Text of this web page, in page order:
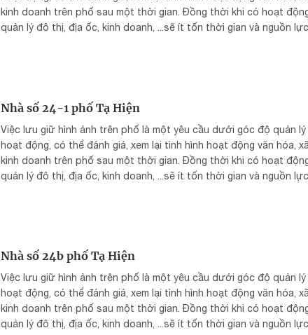
kinh doanh trên phố sau một thời gian. Đồng thời khi có hoạt
quản lý đô thị, địa ốc, kinh doanh, ...sẽ ít tốn thời gian và nguồn
Nhà số 24-1 phố Tạ Hiện
Việc lưu giữ hình ảnh trên phố là một yêu cầu dưới góc độ quản lý
hoạt động, có thể đánh giá, xem lại tình hình hoạt động văn hóa,
kinh doanh trên phố sau một thời gian. Đồng thời khi có hoạt
quản lý đô thị, địa ốc, kinh doanh, ...sẽ ít tốn thời gian và nguồn
Nhà số 24b phố Tạ Hiện
Việc lưu giữ hình ảnh trên phố là một yêu cầu dưới góc độ quản lý
hoạt động, có thể đánh giá, xem lại tình hình hoạt động văn hóa,
kinh doanh trên phố sau một thời gian. Đồng thời khi có hoạt
quản lý đô thị, địa ốc, kinh doanh, ...sẽ ít tốn thời gian và nguồn